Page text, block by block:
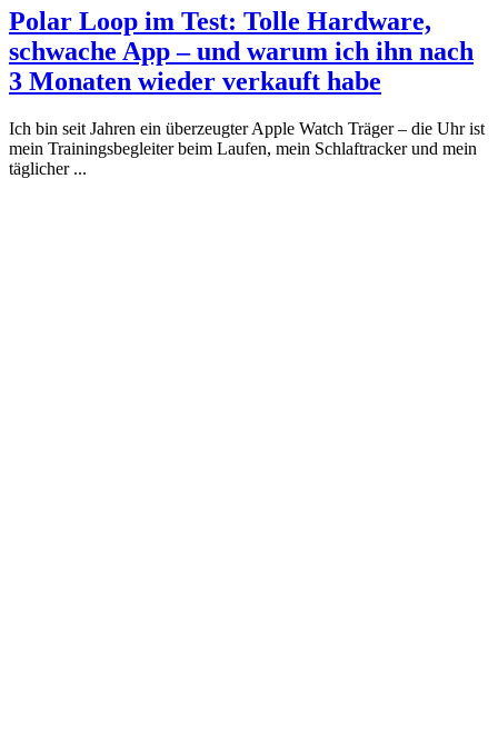
Polar Loop im Test: Tolle Hardware,
schwache App – und warum ich ihn nach
3 Monaten wieder verkauft habe
Ich bin seit Jahren ein überzeugter Apple Watch Träger – die Uhr ist
mein Trainingsbegleiter beim Laufen, mein Schlaftracker und mein
täglicher ...